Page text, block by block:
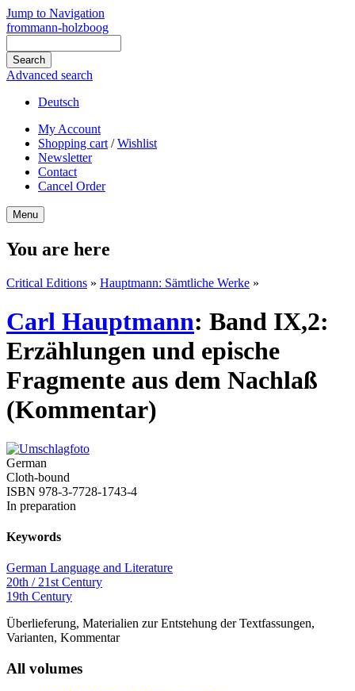
Jump to Navigation
frommann-holzboog
Advanced search
Deutsch
My Account
Shopping cart /Wishlist
Newsletter
Contact
Cancel Order
Menu
You are here
Critical Editions » Hauptmann: Sämtliche Werke »
Carl Hauptmann: Band IX,2:
Erzählungen und epische
Fragmente aus dem Nachlaß
(Kommentar)
German
Cloth-bound
ISBN 978-3-7728-1743-4
In preparation
Keywords
German Language and Literature
20th / 21st Century
19th Century
Überlieferung, Materialien zur Entstehung der Textfassungen,
Varianten, Kommentar
All volumes